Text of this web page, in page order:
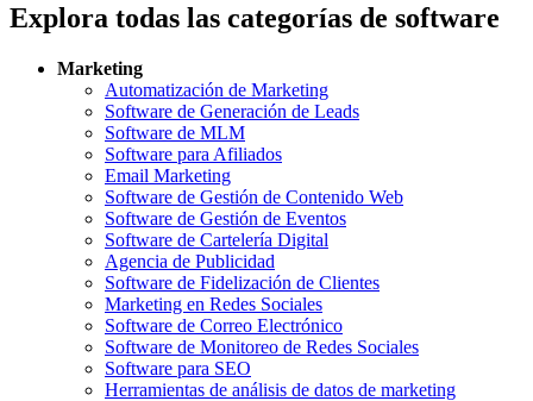
Explora todas las categorías de software
Marketing
Automatización de Marketing
Software de Generación de Leads
Software de MLM
Software para Afiliados
Email Marketing
Software de Gestión de Contenido Web
Software de Gestión de Eventos
Software de Cartelería Digital
Agencia de Publicidad
Software de Fidelización de Clientes
Marketing en Redes Sociales
Software de Correo Electrónico
Software de Monitoreo de Redes Sociales
Software para SEO
Herramientas de análisis de datos de marketing